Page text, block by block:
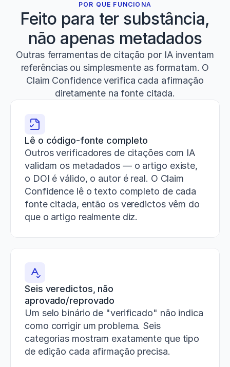
POR QUE FUNCIONA
Feito para ter substância,
não apenas metadados
Outras ferramentas de citação por IA inventam
referências ou simplesmente as formatam. O
Claim Confidence verifica cada afirmação
diretamente na fonte citada.
Lê o código-fonte completo
Outros verificadores de citações com IA
validam os metadados — o artigo existe,
o DOI é válido, o autor é real. O Claim
Confidence lê o texto completo de cada
fonte citada, então os veredictos vêm do
que o artigo realmente diz.
Seis veredictos, não
aprovado/reprovado
Um selo binário de "verificado" não indica
como corrigir um problema. Seis
categorias mostram exatamente que tipo
de edição cada afirmação precisa.